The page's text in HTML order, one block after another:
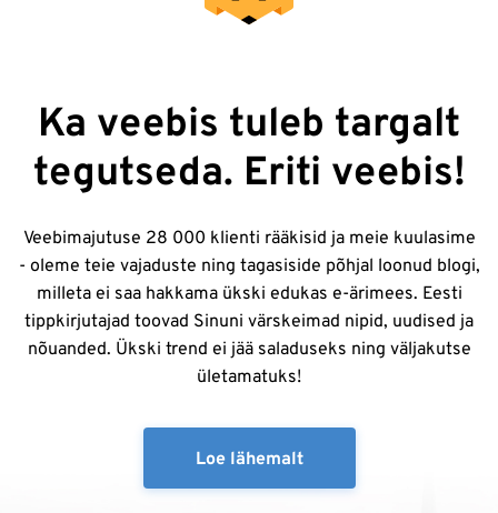
Ka veebis tuleb targalt
tegutseda. Eriti veebis!
Veebimajutuse 28 000 klienti rääkisid ja meie kuulasime
- oleme teie vajaduste ning tagasiside põhjal loonud blogi,
milleta ei saa hakkama ükski edukas e-ärimees. Eesti
tippkirjutajad toovad Sinuni värskeimad nipid, uudised ja
nõuanded. Ükski trend ei jää saladuseks ning väljakutse
ületamatuks!
Loe lähemalt